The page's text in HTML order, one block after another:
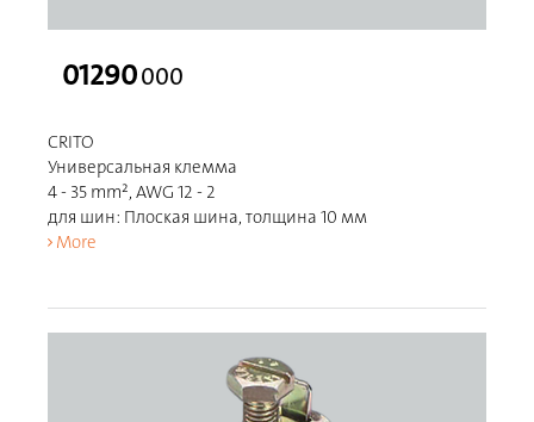
01290000
CRITO
Универсальная клемма
4 - 35 mm², AWG 12 - 2
для шин: Плоская шина, толщина 10 мм
More